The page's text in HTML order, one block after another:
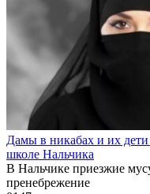
Дамы в никабах и их
школе Нальчика
В Нальчике приезжие
пренебрежение